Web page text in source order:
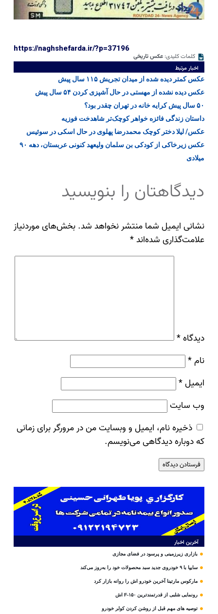
https://naghshefarda.ir/?p=37196
کلمات کلیدی: عکس تاریخی
اخبار مرتبط
عکس کمتر دیده شده از میدان تجریش ۱۱۵ سال پیش
عکس دیده نشده از مهستی در حال آشپزی کردن ۵۴ سال پیش
۵۰ سال پیش کرایه خانه در تهران چقدر بود؟
داستان زندگی فائزه خواهر کوچک‌تر شاهدخت فوزیه ‌
عکس/ لیلا دختر کوچک محمدرضا پهلوی در حال اسکی در سوئیس
عکس زیرخاکی از کودکی بن‌ سلمان ولیعهد کنونی عربستان، دهه ۹۰
میلادی
دیدگاهتان را بنویسید
نشانی ایمیل شما منتشر نخواهد شد. بخش‌های موردنیاز
علامت‌گذاری شده‌اند*
دیدگاه *
نام*
ایمیل*
وب‌ سایت
ذخیره نام، ایمیل و وبسایت من در مرورگر برای زمانی
که دوباره دیدگاهی می‌نویسم.
آخرین اخبار
بازاری زیرزمینی و پرسود در فضای مجازی
سایپا با ۹ خودروی جدید سبد محصولات خود را به‌روز می‌کند
مارکوس مارتینا آخرین خودرو اش را روانه بازار کرد
رونمایی شلبی از قدرتمندترین F-۱۵۰ اش
توصیه های مهم قبل از روشن کردن کولر خودرو